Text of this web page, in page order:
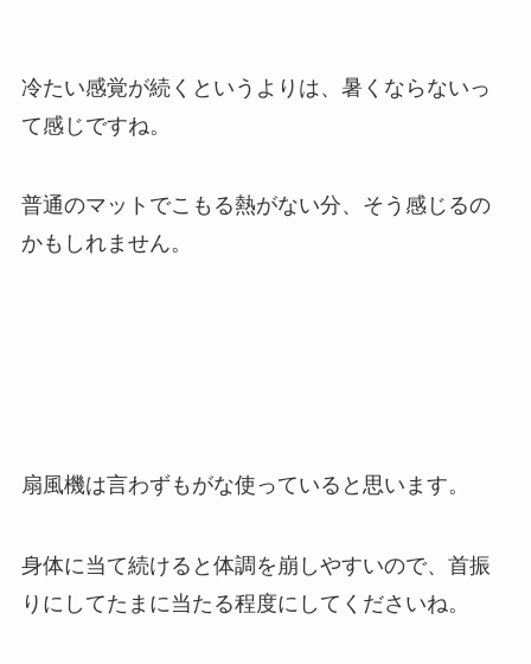
冷たい感覚が続くというよりは、暑くならないっ
て感じですね。
普通のマットでこもる熱がない分、そう感じるの
かもしれません。
扇風機は言わずもがな使っていると思います。
身体に当て続けると体調を崩しやすいので、首振
りにしてたまに当たる程度にしてくださいね。